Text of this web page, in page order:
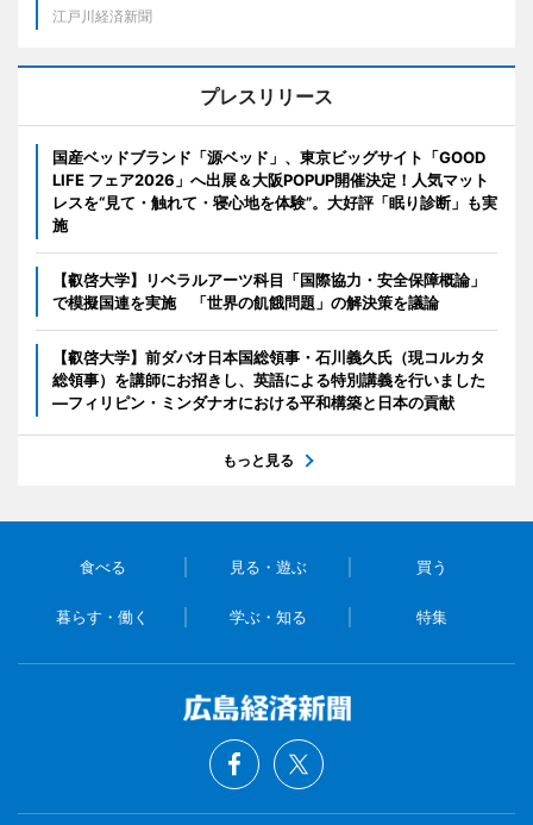
江戸川経済新聞
プレスリリース
国産ベッドブランド「源ベッド」、東京ビッグサイト「GOOD
LIFE フェア2026」へ出展＆大阪POPUP開催決定！人気マット
レスを“見て・触れて・寝心地を体験”。大好評「眠り診断」も実
施
【叡啓大学】リベラルアーツ科目「国際協力・安全保障概論」
で模擬国連を実施 「世界の飢餓問題」の解決策を議論
【叡啓大学】前ダバオ日本国総領事・石川義久氏（現コルカタ
総領事）を講師にお招きし、英語による特別講義を行いました
―フィリピン・ミンダナオにおける平和構築と日本の貢献
もっと見る
食べる 見る・遊ぶ 買う
暮らす・働く 学ぶ・知る 特集